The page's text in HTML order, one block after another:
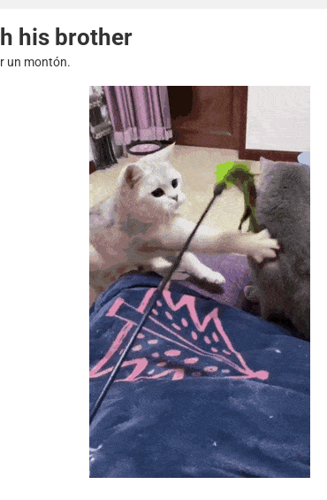
his brother
un montón.